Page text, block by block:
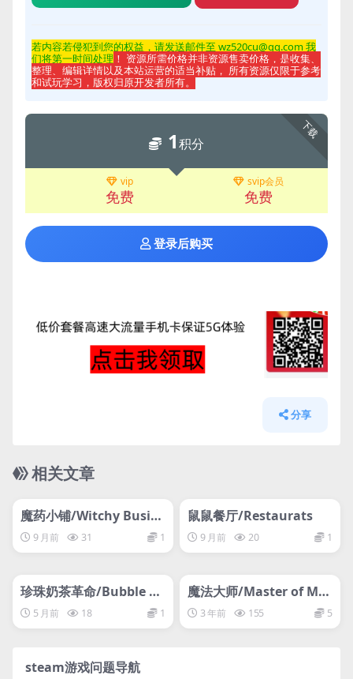
若内容若侵犯到您的权益，请发送邮件至 wz520cu@qq.com 我
们将第一时间处理 ！ 资源所需价格并非资源售卖价格，是收集、
整理、编辑详情以及本站运营的适当补贴， 所有资源仅限于参考
和试玩学习，版权归原开发者所有。
下载
1积分
vip
免费
svip会员
免费
登录后购买
分享
相关文章
网盘下载游戏
魔药小铺/Witchy Busin
ess9 月前 31 1
鼠鼠餐厅/Restaurats
9 月前 20 1
网盘下载游戏
珍珠奶茶革命/Bubble Te
a Revolution
5 月前 18 1
网盘下载游戏
魔法大师/Master of Ma
gic3 年前 155 5
steam游戏问题导航